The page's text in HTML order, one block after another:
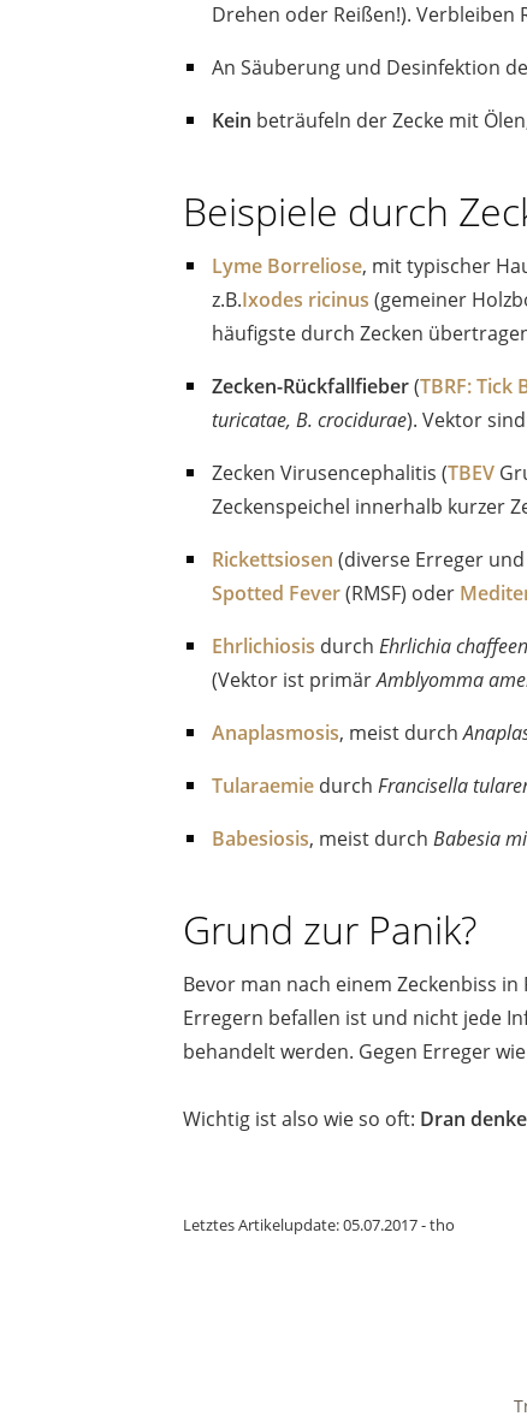
Drehen oder Reißen!). Verbleiben
An Säuberung und Desinfektion
Kein beträufeln der Zecke mit
Beispiele durch
Lyme Borreliose, mit typischer
z.B.Ixodes ricinus (gemeiner
häufigste durch Zecken
Zecken-Rückfallfieber(TBRF: Tick
turicatae, B. crocidurae). Vektor
Zecken Virusencephalitis (TBEV
Zeckenspeichel innerhalb kurzer
Rickettsiosen (diverse Erreger
Spotted Fever(RMSF) oder
Ehrlichiosis durch Ehrlichia
(Vektor ist primärAmblyomma
Anaplasmosis, meist durch
Tularaemie durch Francisella
Babesiosis, meist durch Babesia
Grund zur Panik?
Bevor man nach einem Zeckenbiss
Erregern befallen ist und nicht jede
behandelt werden. Gegen Erreger
Wichtig ist also wie so oft: Dran
Letztes Artikelupdate: 05.07.2017 - tho